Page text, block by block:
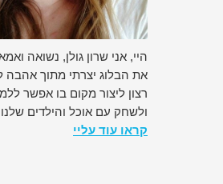
היי, אני שרון גולן, נשואה ואמא
את הבלוג יצרתי מתוך אהבה
רצון ליצור מקום בו אפשר
ולשחק עם אוכל והילדים
קראו עוד עליי